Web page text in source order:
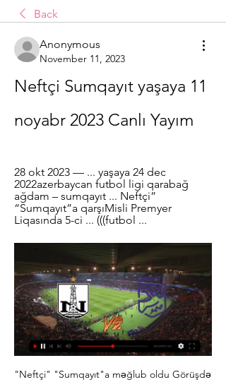
Back
Anonymous
November 11, 2023
Neftçi Sumqayıt yaşaya 11
noyabr 2023 Canlı Yayım
28 okt 2023 — ... yaşaya 24 dec
2022azerbaycan futbol ligi qarabağ
ağdam – sumqayıt ... Neftçi”
“Sumqayıt”a qarşıMisli Premyer
Liqasında 5-ci ... (((futbol ...
"Neftçi" "Sumqayıt"a məğlub oldu Görüşdə hesab 14-cü dəqiqədə açılıb. "Sumqayıt"ın iranlı hücumçusu Əli Qurbani fərqlənib. Forvard 46-cı dəqiqədə özünün və komandasının ikinci qoluna imza atıb.

((BAX)) Sumqayıt Kəpəz yaşaya 8 oktyabr 2023 1 may 2019 — (c 1 may 2019 — (canlı hd) Sabah Neftçi yaşaya 20 avqust 2023 19 avq 2023 — Eyni zamanda, elita təmsilçilərindən “Zirə”, “Sumqayıt”, “Kəpəz”, “Turan Tovuz”, ...

"Neftçi"nin sabiq hücumçusu yenidən legioner həyatı yaşaya bilər"Neftçi"nin sabiq forvardı, son olaraq "Səbail"də oynamış Mirabdulla Abbasov ölkə xaricinə yollana bilər. Sportal. az saytına verilən məlumata görə, hücumçu hazırda üç ölkə klublarından təklif alıb. Onun Türkiyə, Kipr və Albaniya komandaları xidmətində maraqlı olduğu iddia edilir. Lakin Abbasov konkret təklifi gözdən keçirəcək və şərtlər qaneedici olarsa, yenidən legioner həyatı yaşamağa qərar verəcək. "Araz-Naxçıvan", "Kəpəz" və "İrəvan" da bu yay Mirabdullanı transfer etmək istəyib. 

Azərbaycan Premyer Liqası: "Sumqayıt" "Qəbələ"yə, "Neftçi 2 okt 2020 — Qəbələ şəhər stadionu. 16:00. “Zirə” – “Neftçi” Hakimlər: Elçin Məsiyev, Pərvin Talıbov, Kamran Bayramov, Rəhim Həsənov Hakim-inspektor: Anar ...

(CANLI YAYIM@@@) Səbail Sumqayıt canlı matç 5 avqust 2023 ... Sumqayıt Neftçi oyunu canlı 8 aprel 2023. Az Topaz Premyer Liqasının 6-cı ]#] Neftçi Sumqayıt yaşaya 5 fevral 2023(AXIN-) Sumqayıt Kəpəz canlı matç 25 ...

"Neftçi" "Sumqayıt"a məğlub olduFutbol üzrə Azərbaycan Premyer Liqasında II tura start verilib. Teleqraf. com-un məlumatına görə, günün ilk matçında "Neftçi" "Sumqayıt"ı qəbul edib. "Bakcell Arena"da keçirilmiş qarşılaşma "Neftçi"nin 0:2 hesablı məğlubiyyəti ilə başa çatıb. Görüşdə hesab 14-cü dəqiqədə açılıb. "Sumqayıt"ın iranlı hücumçusu Əli Qurbani fərqlənib. 

"Neftçi"dən Premyer Liqada növbəti QƏLƏBƏ News24.az Report-a istinadən xəbər verir ki, günün ikinci matçında "Neftçi" "Sumqayıt"ın qonağı olub. yaşamaq istəməyəcək” GÜNDƏM. 00:25. Əhaliyə ŞAD XƏBƏR ...

Aleksandr Çertoqanov, 22. Tofiq Mikayılov, 45. Murad Ağayev, 92. Bəxtiyar HəsənalızadəEhtiyat oyunçular: 63. Şahruddin Məhəmmədəliyev, 6. Mikayıl Rəhimov, 8. Budaq Nəsirov, 11. Şahin Əliyev, 15. Nodar Məmmədov, 17. Pərdis Fərcad-Azad, 76. Uğur Pamuk “Neftçi”: 1. Aqil Məmmədov, 2. Karlos Kardozo, 3. Denis Silva, 9. Flavinyo (k), 10. Julius Vobay, 11. Nikolas Kanales, 15. Erik Ramos, 16. Əziz Quliyev, 19. Mirhüseyn Seyidov, 21. 

Murad Xaçayev, 30. Kamran Quliyev, 8. Səbuhi Abdullazadə, 19. Roi Kehat (71. Masaki Murata, 64), 58. Oktavio Manteka (60. Tresor Mossi, 90), 12. Abu Dosso (20. Ayxan Süleymanlı, 64), 4. İsa Suliman, 10. Kamran Əliyev (11. Kazimir Ninqa, 64). Ehtiyat oyunçular: 15. Orxan Sadıqlı, 36. Xəyal Fərzullayev, 6. Vüqar Mustafayev, 21. Nihad Əhmədzadə, 41. Uğur Cahangirov, 16. Tural Axverdiyev. Baş məşqçi: Samir Abasov. Neftçi: 1. İvan Brkiç, 10. Filip Ozobiç (11. Kilan Lebon, 46), 8. Emin Mahmudov (k) (3. 

“Neftçi“ “Sumqayıt“a məğlub oldu"Neftçi" "Sumqayıt"a məğlub oldu Aktual 11 Sentyabr 2020, 21:20 Bu gün futbol üzrə Azərbaycan Premyer Liqasında 2-ci tura start verilib. Modern. az xəbər verir ki, ilk oyun günündə planlaşdırılan 2 matçdan 1-i başa çatıb. "Neftçi" "Sumqayıt"ı qəbul edib və 0:2 hesabı ilə uduzub. Digər görüşdə isə "Qarabağ" "Keşlə"nin qonağı olacaq. Putin təcili GENERALLARI topladı: Ukrayna müharibəsi bitir? 00:55, Bu gün İsrail müharibədən sonra Qəzzada nəzarət yaradacaq 00:30, Bu gün Haqqımda “bu niyə ölmür? ” deyə yazırlar - Brilliant Dadaşova 00:18, Bu gün Gəncədə 3 maşın toqquşdu - Yaralılar var 10 Noyabr 2023, 23:41 Millimiz dünya çempionu oldu 10 Noyabr 2023, 23:31 Diplomat Parisdə Paşinyanın cavabını belə verdi - VİDEO 10 Noyabr 2023, 23:21 YUNESKO rəsmiləri Ermənistanın vandallığı barədə məlumatlandırıldı 10 Noyabr 2023, 22:45 Ermənistanın buna heç bir mənəvi haqqı yoxdur - Rəsmi Bakı 10 Noyabr 2023, 22:28 Azərbaycan-Ermənistan arasında vasitəçilik üçün etimad vacibdir 10 Noyabr 2023, 22:13 Ərdoğan sabah Ər-Riyada gedir 10 Noyabr 2023, 21:44 İsrail və HƏMAS razılığa gəldi 10 Noyabr 2023, 21:32 İranda güclü ZƏLZƏLƏ 10 Noyabr 2023, 21:26 Xınalığa qar yağdı - VİDEO 10 Noyabr 2023, 21:20 Azərbaycan XİN-dən Atatürk PAYLAŞIMI 10 Noyabr 2023, 21:09 Zəfər Günü ilə bağlı paylaşımı İrəvanda qəzəb doğurdu 10 Noyabr 2023, 20:54 Kanada Rusiya mətbuatına sanksiya tətbiq etdi 10 Noyabr 2023, 20:43 Helsinki şəhərində Zəfər və Bayraq günləri - FOTOLAR 10 Noyabr 2023, 20:38 "Beşiktaş"a yeni baş məşqçi gətirildi 10 Noyabr 2023, 20:18 Brüssel gələn ay üçtərəfli görüşə hazırlaşır - Gündəmdə Zəngəzur dəhlizi var 10 Noyabr 2023, 20:14 "Bayraktar TB3"ün 6 saatlıq 5-ci uçuşu - VİDEO 10 Noyabr 2023, 20:08 Fransa və Ermənistanın növbəti fiaskosu 10 Noyabr 2023, 19:55 Sankt-Peterburqda “Zəfər” konfransı - FOTOLAR 10 Noyabr 2023, 19:48 Ermənistanla Azərbaycan arasında tərəf tuta bilmərik - QARİBAŞVİLİ 10 Noyabr 2023, 19:31 69 yaşlı Haluk Bilginer rəqsi ilə gündəm oldu - VİDEO 10 Noyabr 2023, 19:24 Tallində Zəfər Günü - FOTO 10 Noyabr 2023, 19:19 Ermənistanda "ASAN xidmət"dən danışıldı 10 Noyabr 2023, 18:53 Paşinyan Azərbaycanla sülhdən danışdı: 3 prinsip... 

"Sumqayıt" - "Neftçi": heyətlər bəlli oldu Premyer Liqamızın 24-cü turunda bu gün keçiriləcək “Sumqayıt” – “Neftçi” oyunu üçün heyətlər müəyyənləşib. Qol.Az-ın PFL-in saytına istinadən yaydığı xəbərə ...

Qəbələ Neftçi oyunu canlı 5 noyabr 2023 Onlayn izlə 6 gün öncə — Neftçi PFKPremyer Liqa 05 noyabr 2023 Qəbələ 0- 0 Neftçi Ətraflı TURNİR ]#] Neftçi Sumqayıt yaşaya 5 fevral 2023 (ONLAYN>>) Neftçi Qəbələ ...

"Sumqayıt" - "Neftçi": heyətlər bəlli olduPremyer Liqamızın 24-cü turunda bu gün keçiriləcək “Sumqayıt” – “Neftçi” oyunu üçün heyətlər müəyyənləşib. Qol. Az-ın PFL-in saytına istinadən yaydığı xəbərə görə, komandalar meydana aşağıdakı tərkibdə çıxacaqlar:“Sumqayıt”: 1. Andrey Popoviç, 2. Slavik Alxasov, 3. Vurğun Hüseynov, 5. Cəmil Hacıyev, 7. Ruslan Poladov (k), 9. Orxan Əliyev, 14. Məhəmməd Qurbanov, 18. 

"Neftçi" "Sumqayıt"a məğlub oldu - Bakı Modern.az xəbər verir ki, ilk oyun günündə planlaşdırılan 2 matçdan 1-i başa çatıb. "Neftçi" "Sumqayıt"ı qəbul edib və 0:2 hesabı ilə uduzub. Digər görüşdə isə ...

Tərəflər Premyer Liqada 18 dəfə qarşılaşıblar. Bu oyunların 9-da "Zirə", 4-də "Neftçi" qalib gəlib. 5 qarşılaşmada isə heç-heçə qeydə alınıb. "Qartallar"ın vurduğu 21 qola "ağ-qaralar" 18 qolla cavab veriblər. Son 5 oyunda qonaq olan komanda qələbə qazanmayıb. “Neftçi” son 8 matçda bir dəfə uduzub. 3 oktyabr (şənbə) Azərbaycan Premyer Liqası, V tur 14:00. “Qəbələ”– “Sumqayıt” Hakimlər: Əliyar Ağayev, Akif Əmirəli, Müslüm Əliyev, Rəşad Əhmədov Hakim-inspektor: Munis Abdullayev AFFA nümayəndəsi: İlham Əliyev Qəbələ şəhər stadionu. 16:00. “Zirə” – “Neftçi” Hakimlər: Elçin Məsiyev, Pərvin Talıbov, Kamran Bayramov, Rəhim Həsənov Hakim-inspektor: Anar Salmanov AFFA nümayəndəsi: Rüfət Əmirov Zirə İdman Kompleksinin stadionu. 

Saat 20:30. “Sumqayıt Arena”, 1326 tamaşaçı. Baş hakim: Rauf Allahverdiyev. Baş hakimin köməkçiləri: Müslüm Əliyev, Cəmil Quliyev. Dördüncü hakim: Kamal Umudlu. VAR: Əliyar Ağayev. AVAR: Kamran Bayramov. Hakim-inspektor: Əmrah İbrahimov. AFFA nümayəndəsi: Elçin Məmmədov. Sumqayıt: 1. Mehdi Cənnətov, 14. Elvin Bədəlov (k), 7. Rövlan Muradov (9. Erik Sorqa, 69), 17. 

"Neftçi"dən Premyer Liqada növbəti QƏLƏBƏFutbol üzrə Azərbaycan Premyer Liqasında V turun daha bir oyunu keçirilib. News24. az Report-a istinadən xəbər verir ki, günün ikinci matçında "Neftçi" "Sumqayıt"ın qonağı olub. "Kapital Bank Arena"dakı qarşılaşma paytaxt təmsilçisinin 1:0 hesablı qələbəsi ilə yekunlaşıb. "Ağ-qaralar"ın heyətində 74-cü dəqiqədə Dieqo Valdez fərqlənib. Bu nəticədən sonra xalllarının sayını 8-ə çatdıran "Neftçi" üçüncü pilləyə yüksəlib. 

“Sumqayıt” - “Neftçi” 0:1 - Video - arena.az 2 sen 2023 — Qol: Dieqo Valdes, 74. Sarı vərəqələr: Kenni Sayef, 8 (qeyri-idman hərəkəti). Yuri Matias, 55 (hakimin qərarına etiraz). Aaron Olanare, 88 ( ...

“Sumqayıt” - “Neftçi” 0:1 - VideoAzərbaycan Premyer Liqasının 5-ci turunun “Sumqayıt” – “Neftçi” matçı meydan sahiblərinin 0:1 hesablı məğlubiyyəti ilə başa çatdı. Arena. az Sumqayıtda baş tutan bu matçın yekun protokolunu və icmalını təqdim edir: Azərbaycan Premyer Liqası5-ci tur2 sentyabr “Sumqayıt” – “Neftçi” 0:1Qol: Dieqo Valdes, 74. Sarı vərəqələr: Kenni Sayef, 8 (qeyri-idman hərəkəti). Yuri Matias, 55 (hakimin qərarına etiraz). Aaron Olanare, 88 (qeyri-idman hərəkəti). Rəsmi şəxsə göstərilən sarı vərəqə: Samir Abasov, oyundan sonra (qeyri-idman hərəkəti). Artırılan vaxt: Birinci hissədə 2 dəqiqə, ikinci hissədə 4 dəqiqə. 

Azərbaycan Premyer Liqası: "Sumqayıt" "Qəbələ"yə, "Neftçi" "Zirə"yə qarşıBu gün futbol üzrə Azərbaycan Premyer Liqasında daha 2 oyun keçiriləcək. "Report"un məlumatına görə, günün ilk matçı əyalətdə olacaq. "Qəbələ" doğma meydanda "Sumqayıt"ı qəbul edəcək. Qarşılaşma saat 14:00-da start götürəcək. 4 turdan sonra 3 xalı olan "qırmızı-qaralar" sonuncu pillədə qərarlaşıb. "Gənclik şəhəri" təmsilçisi isə 7 xalla 2-ci sıradadır. Ölkə çempionatında 31 dəfə üz-üzə gəlmiş tərəflərin duelində "Qəbələ"18, "Sumqayıt" 4 dəfə qələbə sevinci yaşayıb. 9 matçda qalib müəyyənləşməyib. Topların nisbəti də meydan sahiblərinin xeyirinədir - 53-24. 

“Qəbələ” 16 ev oyununun yalnız birində uduzub. “Sumqayıt” son 4 matçda bir dəfə xalsız qalıb. Günün son oyununda isə "Zirə" və "Neftçi" komandaları üz-üzə gələcəklər. Zirə İdman Kompleksinin stadionunda keçiriləcək görüş saat 16:00-da başlayacaq. Komandalar 7 xalla turnir cədvəlində 3-4-cü yerləri bölüşdürür. 

Sumqayıt ... Neftçi”, “Sabah” və “Qarabağ”ı məğlub etməyimiz lazımdır” · İndi onun da yaşayan "Qarabağ"lı haqda. 02:30 Azərbaycan klubu ispanlara qalib gəldi ...

[[canlı yayım!!]#] Neftçi Sumqayıt yaşaya 5 fevral 2023 Ancaq sözügedən görüşdə "Zirə" 0:3 hesabı ilə uduzub. "Neftçi" isə "Sumqayıt"ın qonağı olacaq. Qeyd edək ki, bu turda "Qarabağ" "Sabah"la heç-heçə (1:1) edərək ...

Neftçi PFK - 🎥 “Sumqayıt”la oyuna hazırlıq davam edir... Sumqayıt”la oyuna hazırlıq davam edir YouTube-dan izlə: https://you